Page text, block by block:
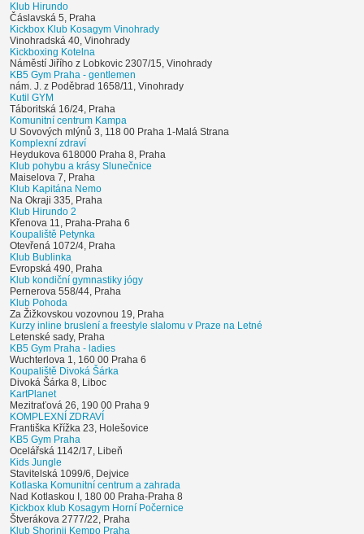
Klub Hirundo
Čáslavská 5, Praha
Kickbox Klub Kosagym Vinohrady
Vinohradská 40, Vinohrady
Kickboxing Kotelna
Náměstí Jiřího z Lobkovic 2307/15, Vinohrady
KB5 Gym Praha - gentlemen
nám. J. z Poděbrad 1658/11, Vinohrady
Kutil GYM
Táboritská 16/24, Praha
Komunitní centrum Kampa
U Sovových mlýnů 3, 118 00 Praha 1-Malá Strana
Komplexní zdraví
Heydukova 618000 Praha 8, Praha
Klub pohybu a krásy Slunečnice
Maiselova 7, Praha
Klub Kapitána Nemo
Na Okraji 335, Praha
Klub Hirundo 2
Křenova 11, Praha-Praha 6
Koupaliště Petynka
Otevřená 1072/4, Praha
Klub Bublinka
Evropská 490, Praha
Klub kondiční gymnastiky jógy
Pernerova 558/44, Praha
Klub Pohoda
Za Žižkovskou vozovnou 19, Praha
Kurzy inline bruslení a freestyle slalomu v Praze na Letné
Letenské sady, Praha
KB5 Gym Praha - ladies
Wuchterlova 1, 160 00 Praha 6
Koupaliště Divoká Šárka
Divoká Šárka 8, Liboc
KartPlanet
Mezitraťová 26, 190 00 Praha 9
KOMPLEXNÍ ZDRAVÍ
Františka Křížka 23, Holešovice
KB5 Gym Praha
Ocelářská 1142/17, Libeň
Kids Jungle
Stavitelská 1099/6, Dejvice
Kotlaska Komunitní centrum a zahrada
Nad Kotlaskou I, 180 00 Praha-Praha 8
Kickbox klub Kosagym Horní Počernice
Štverákova 2777/22, Praha
Klub Shorinji Kempo Praha